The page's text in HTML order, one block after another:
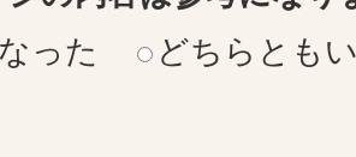
った
どちらとも